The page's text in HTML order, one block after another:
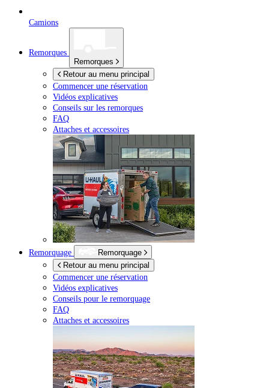
Camions
Remorques
Remorques
Retour au menu principal
Commencer une réservation
Vidéos explicatives
Conseils sur les remorques
FAQ
Attaches et accessoires
Remorquage
Remorquage
Retour au menu principal
Commencer une réservation
Vidéos explicatives
Conseils pour le remorquage
FAQ
Attaches et accessoires